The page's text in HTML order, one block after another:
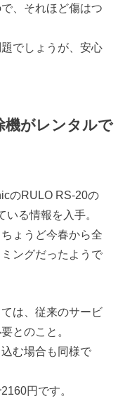
、それほど傷はつ
でしょうが、安心
機がレンタルで
のRULO RS-20の
る情報を入手。
ょうど今春から全
ングだったようで
は、従来のサービ
とのこと。
む場合も同様で
円です。